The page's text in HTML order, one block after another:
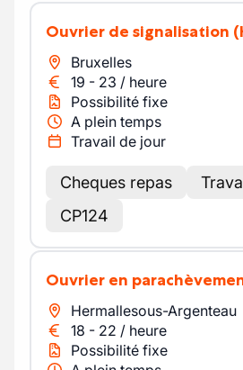
Ouvrier de signalisation
Bruxelles
19 - 23 / heure
Possibilité fixe
A plein temps
Travail de jour
Cheques repas
CP124
Ouvrier en
Hermallesous-Argenteau
18 - 22 / heure
Possibilité fixe